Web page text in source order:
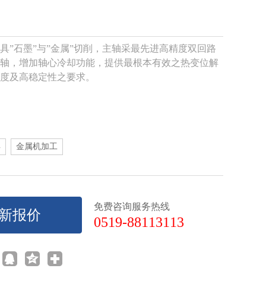
”石墨”与”金属”切削，主轴采最先进高精度双回路
，增加轴心冷却功能，提供最根本有效之热变位解
及高稳定性之要求。
金属机加工
报价
免费咨询服务热线
0519-88113113